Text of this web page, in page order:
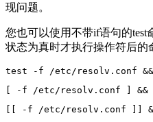
现问题。
您也可以使用不带if语句的test
状态为真时才执行操作符后的
test -f /etc/resolv.conf &&
[ -f /etc/resolv.conf ] &&
[[ -f /etc/resolv.conf ]]